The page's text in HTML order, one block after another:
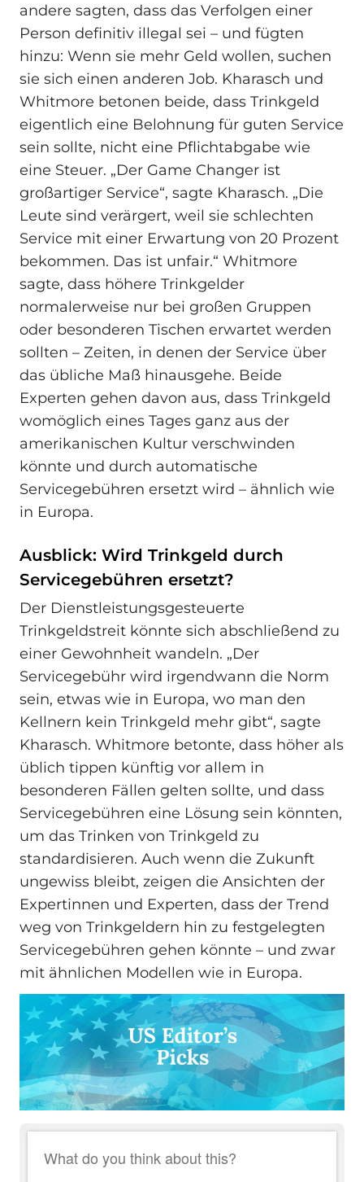
andere sagten, dass das Verfolgen einer
Person definitiv illegal sei – und fügten
hinzu: Wenn sie mehr Geld wollen, suchen
sie sich einen anderen Job. Kharasch und
Whitmore betonen beide, dass Trinkgeld
eigentlich eine Belohnung für guten Service
sein sollte, nicht eine Pflichtabgabe wie
eine Steuer. „Der Game Changer ist
großartiger Service“, sagte Kharasch. „Die
Leute sind verärgert, weil sie schlechten
Service mit einer Erwartung von 20 Prozent
bekommen. Das ist unfair.“ Whitmore
sagte, dass höhere Trinkgelder
normalerweise nur bei großen Gruppen
oder besonderen Tischen erwartet werden
sollten – Zeiten, in denen der Service über
das übliche Maß hinausgehe. Beide
Experten gehen davon aus, dass Trinkgeld
womöglich eines Tages ganz aus der
amerikanischen Kultur verschwinden
könnte und durch automatische
Servicegebühren ersetzt wird – ähnlich wie
in Europa.
Ausblick: Wird Trinkgeld durch
Servicegebühren ersetzt?
Der Dienstleistungsgesteuerte
Trinkgeldstreit könnte sich abschließend zu
einer Gewohnheit wandeln. „Der
Servicegebühr wird irgendwann die Norm
sein, etwas wie in Europa, wo man den
Kellnern kein Trinkgeld mehr gibt“, sagte
Kharasch. Whitmore betonte, dass höher als
üblich tippen künftig vor allem in
besonderen Fällen gelten sollte, und dass
Servicegebühren eine Lösung sein könnten,
um das Trinken von Trinkgeld zu
standardisieren. Auch wenn die Zukunft
ungewiss bleibt, zeigen die Ansichten der
Expertinnen und Experten, dass der Trend
weg von Trinkgeldern hin zu festgelegten
Servicegebühren gehen könnte – und zwar
mit ähnlichen Modellen wie in Europa.